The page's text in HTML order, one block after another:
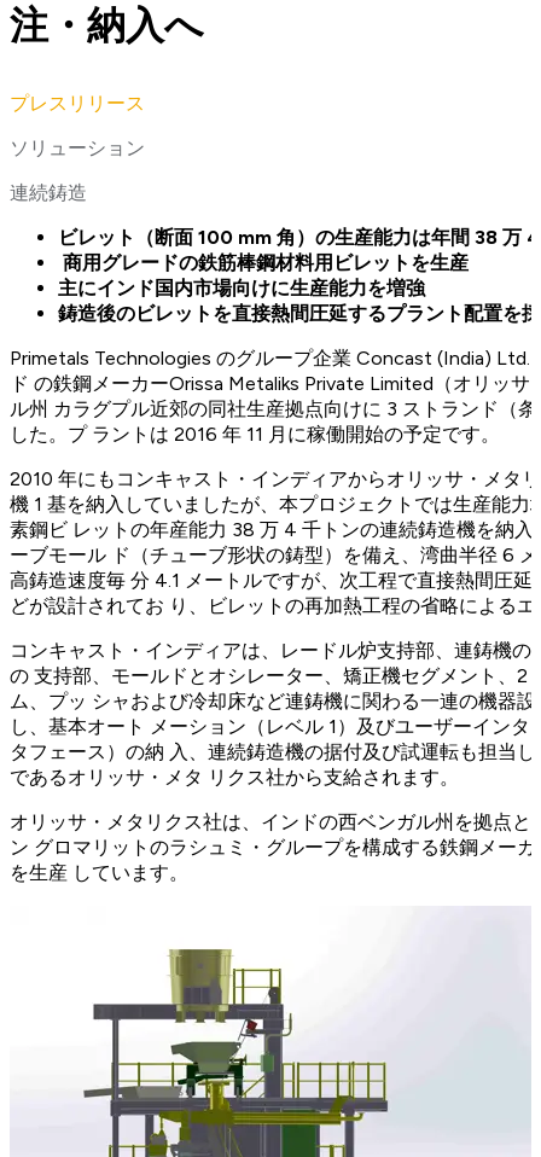
注・納入へ
プレスリリース
ソリューション
連続鋳造
ビレット（断面 100 mm 角）の生産能力は年間 38 万
商用グレードの鉄筋棒鋼材料用ビレットを生産
主にインド国内市場向けに生産能力を増強
鋳造後のビレットを直接熱間圧延するプラント配置を
Primetals Technologies のグループ企業 Concast (India) Ltd.
ド の鉄鋼メーカーOrissa Metaliks Private Limited（オリッ
ル州 カラグプル近郊の同社生産拠点向けに 3 ストランド（
した。プ ラントは 2016 年 11 月に稼働開始の予定です。
2010 年にもコンキャスト・インディアからオリッサ・メタ
機 1 基を納入していましたが、本プロジェクトでは生産能
素鋼ビ レットの年産能力 38 万 4 千トンの連続鋳造機を納
ーブモール ド（チューブ形状の鋳型）を備え、湾曲半径 6
高鋳造速度毎 分 4.1 メートルですが、次工程で直接熱間圧
どが設計されてお り、ビレットの再加熱工程の省略による
コンキャスト・インディアは、レードル炉支持部、連鋳機
の 支持部、モールドとオシレーター、矯正機セグメント、2
ム、プッ シャおよび冷却床など連鋳機に関わる一連の機器
し、基本オート メーション（レベル 1）及びユーザーイン
タフェース）の納 入、連続鋳造機の据付及び試運転も担当
であるオリッサ・メタ リクス社から支給されます。
オリッサ・メタリクス社は、インドの西ベンガル州を拠点
ン グロマリットのラシュミ・グループを構成する鉄鋼メー
を生産 しています。